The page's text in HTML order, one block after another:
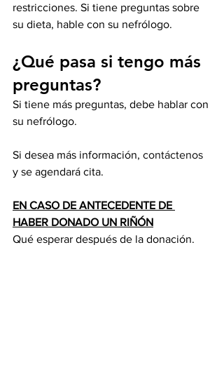
restricciones. Si tiene preguntas sobre
su dieta, hable con su nefrólogo.
¿Qué pasa si tengo más
preguntas?
Si tiene más preguntas, debe hablar con
su nefrólogo.
Si desea más información, contáctenos
y se agendará cita.
EN CASO DE ANTECEDENTE DE
HABER DONADO UN RIÑÓN
Qué esperar después de la donación.